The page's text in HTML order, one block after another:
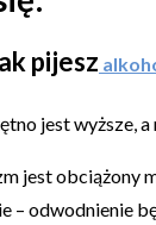
pijesz
jest wyższe, a
jest obciążony
– odwodnienie